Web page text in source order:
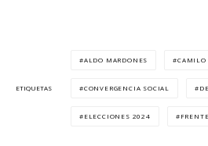
ETIQUETAS
ALDO MARDONES CAMILO
CONVERGENCIA SOCIAL
ELECCIONES 2024